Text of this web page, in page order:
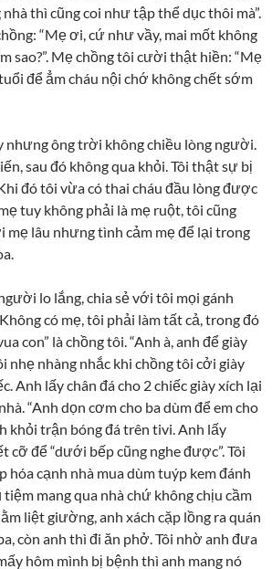
thì cũng coi như tập thể dục thôi mà”.
“Mẹ ơi, cứ như vầy, mai mốt không
sao?”. Mẹ chồng tôi cười thật hiền: “Mẹ
để ẳm cháu nội chớ không chết sớm
nhưng ông trời không chiều lòng người.
sau đó không qua khỏi. Tôi thật sự bị
đó tôi vừa có thai cháu đầu lòng được
tuy không phải là mẹ ruột, tôi cũng
mẹ lâu nhưng tình cảm mẹ để lại trong
lo lắng, chia sẻ với tôi mọi gánh
có mẹ, tôi phải làm tất cả, trong đó
con” là chồng tôi. “Anh à, anh để giày
nhẹ nhàng nhắc khi chồng tôi cởi giày
Anh lấy chân đá cho 2 chiếc giày xích lại
“Anh dọn cơm cho ba dùm để em cho
khỏi trận bóng đá trên tivi. Anh lấy
cỡ để “dưới bếp cũng nghe được”. Tôi
hóa cạnh nhà mua dùm tuýp kem đánh
tiệm mang qua nhà chứ không chịu cầm
liệt giường, anh xách cặp lồng ra quán
còn anh thì đi ăn phở. Tôi nhờ anh đưa
hôm mình bị bệnh thì anh mang nó